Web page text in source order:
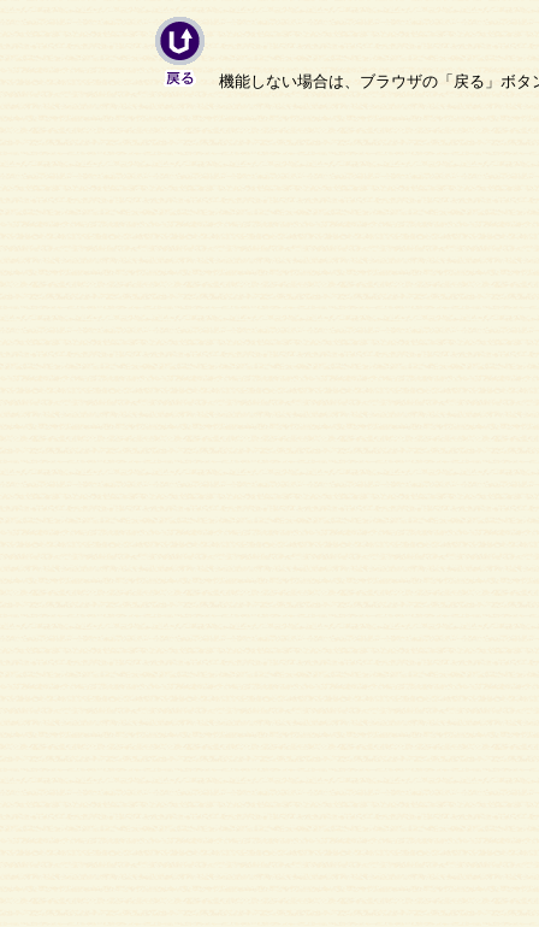
機能しない場合は、ブラウザの「戻る」ボタ